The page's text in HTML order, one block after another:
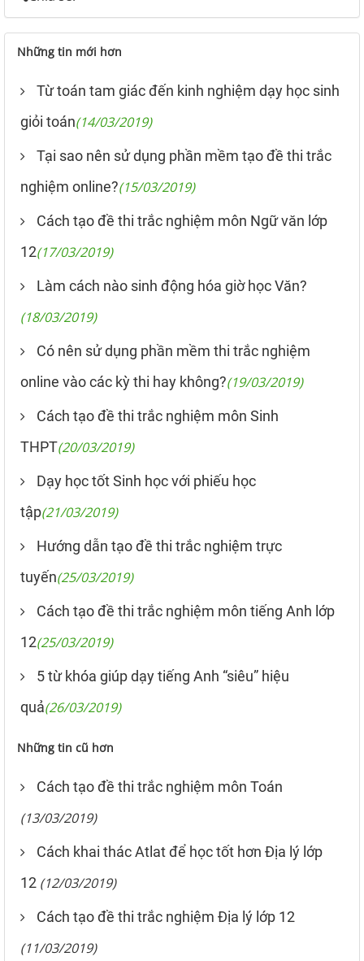
Những tin mới hơn
Từ toán tam giác đến kinh nghiệm dạy học sinh
giỏi toán(14/03/2019)
Tại sao nên sử dụng phần mềm tạo đề thi trắc
nghiệm online?(15/03/2019)
Cách tạo đề thi trắc nghiệm môn Ngữ văn lớp
12(17/03/2019)
Làm cách nào sinh động hóa giờ học Văn?
(18/03/2019)
Có nên sử dụng phần mềm thi trắc nghiệm
online vào các kỳ thi hay không?(19/03/2019)
Cách tạo đề thi trắc nghiệm môn Sinh
THPT(20/03/2019)
Dạy học tốt Sinh học với phiếu học
tập(21/03/2019)
Hướng dẫn tạo đề thi trắc nghiệm trực
tuyến(25/03/2019)
Cách tạo đề thi trắc nghiệm môn tiếng Anh lớp
12(25/03/2019)
5 từ khóa giúp dạy tiếng Anh “siêu” hiệu
quả(26/03/2019)
Những tin cũ hơn
Cách tạo đề thi trắc nghiệm môn Toán
(13/03/2019)
Cách khai thác Atlat để học tốt hơn Địa lý lớp
12 (12/03/2019)
Cách tạo đề thi trắc nghiệm Địa lý lớp 12
(11/03/2019)